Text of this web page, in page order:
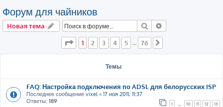
Форум для чайников
Новая тема Поиск
Страница из 76
1 2 3 4 5 … 76
Темы
FAQ: Настройка подключения по ADSL для белорусских ISP
Последнее сообщение vixel« 17 ноя 2011, 11:37
Ответы: 189 1 10 11 12 13